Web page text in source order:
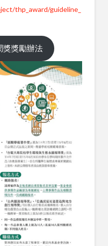
thp_award/guideline_
獎獎勵辦法